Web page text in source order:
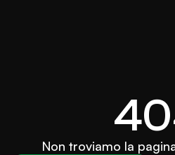
Non troviamo la